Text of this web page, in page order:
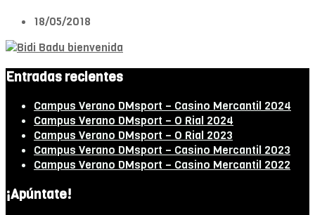
18/05/2018
Entradas recientes
Campus Verano DMsport – Casino Mercantil 2024
Campus Verano DMsport – O Rial 2024
Campus Verano DMsport – O Rial 2023
Campus Verano DMsport – Casino Mercantil 2023
Campus Verano DMsport – Casino Mercantil 2022
¡Apúntate!